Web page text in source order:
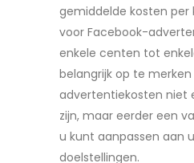
gemiddelde kosten per
voor Facebook-
enkele centen tot
belangrijk op te
advertentiekosten niet
zijn, maar eerder een
u kunt aanpassen aan
doelstellingen.